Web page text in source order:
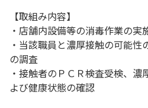
【取組み内容】
・店舗内設備等の消毒作業の実
・当該職員と濃厚接触の可能
の調査
・接触者のＰＣＲ検査受検、
よび健康状態の確認